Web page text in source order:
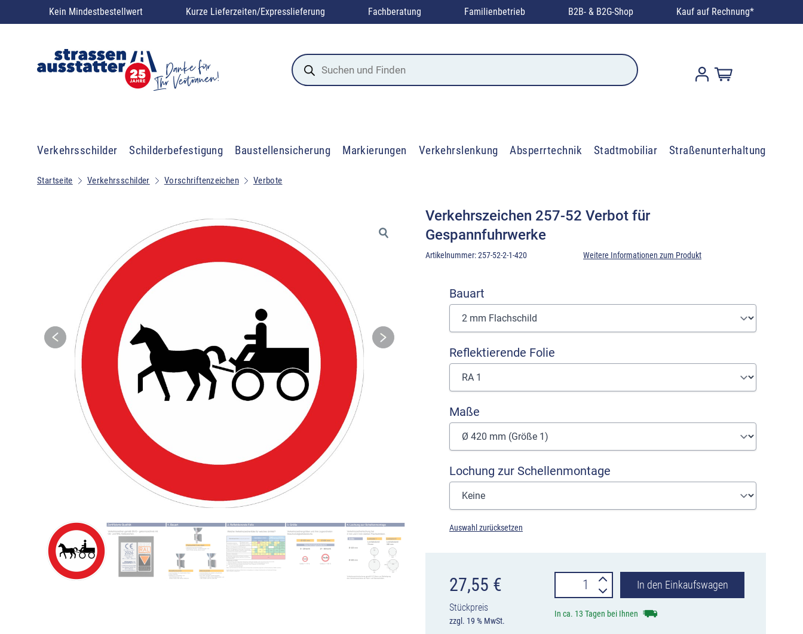
Kein Mindestbestellwert Kurze Lieferzeiten/Expresslieferung Fachberatung Familienbetrieb B2B- & B2G-Shop Kauf auf Rechnung*
Products
search
Verkehrsschilder Schilderbefestigung Baustellensicherung Markierungen Verkehrslenkung Absperrtechnik Stadtmobiliar Straßenunterhaltung
Startseite Verkehrsschilder Vorschriftenzeichen Verbote
Verkehrszeichen 257-52 Verbot für
Gespannfuhrwerke
Artikelnummer:257-52-2-1-420 Weitere Informationen zum Produkt
Bauart
Reflektierende Folie
Maße
Lochung zur Schellenmontage
Auswahl zurücksetzen
27,55 €
Stückpreis
zzgl. 19 % MwSt.
Verkehrszeichen
257-
In den Einkaufswagen
In ca. 13 Tagen bei Ihnen